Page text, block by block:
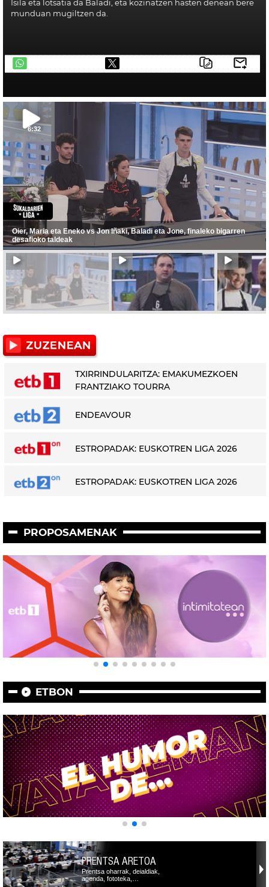
Isila eta lotsatia da Baladi, eta kozinatzen hasten denean bere
munduan mugiltzen da.
6:32
Oier, Maria eta Eneko vs Jon Iñaki, Baladi eta Jone, finaleko bigarren
desafioko taldeak
TXIRRINDULARITZA: EMAKUMEZKOEN
FRANTZIAKO TOURRA
ENDEAVOUR
ESTROPADAK: EUSKOTREN LIGA 2026
ESTROPADAK: EUSKOTREN LIGA 2026
PROPOSAMENAK
ETBON
PRENTSA ARETOA
Prentsa oharrak, deialdiak,
agenda, fototeka,…